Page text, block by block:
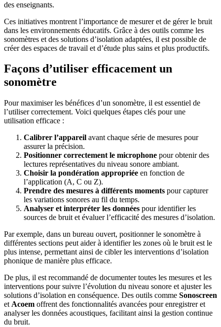
des enseignants.
Ces initiatives montrent l’importance de mesurer et de gérer le bruit
dans les environnements éducatifs. Grâce à des outils comme les
sonomètres et des solutions d’isolation adaptées, il est possible de
créer des espaces de travail et d’étude plus sains et plus productifs.
Façons d’utiliser efficacement un
sonomètre
Pour maximiser les bénéfices d’un sonomètre, il est essentiel de
l’utiliser correctement. Voici quelques étapes clés pour une
utilisation efficace :
Calibrer l’appareil avant chaque série de mesures pour
assurer la précision.
Positionner correctement le microphone pour obtenir des
lectures représentatives du niveau sonore ambiant.
Choisir la pondération appropriée en fonction de
l’application (A, C ou Z).
Prendre des mesures à différents moments pour capturer
les variations sonores au fil du temps.
Analyser et interpréter les données pour identifier les
sources de bruit et évaluer l’efficacité des mesures d’isolation.
Par exemple, dans un bureau ouvert, positionner le sonomètre à
différentes sections peut aider à identifier les zones où le bruit est le
plus intense, permettant ainsi de cibler les interventions d’isolation
phonique de manière plus efficace.
De plus, il est recommandé de documenter toutes les mesures et les
interventions pour suivre l’évolution du niveau sonore et ajuster les
solutions d’isolation en conséquence. Des outils comme Sonoscreen
et Acoem offrent des fonctionnalités avancées pour enregistrer et
analyser les données acoustiques, facilitant ainsi la gestion continue
du bruit.